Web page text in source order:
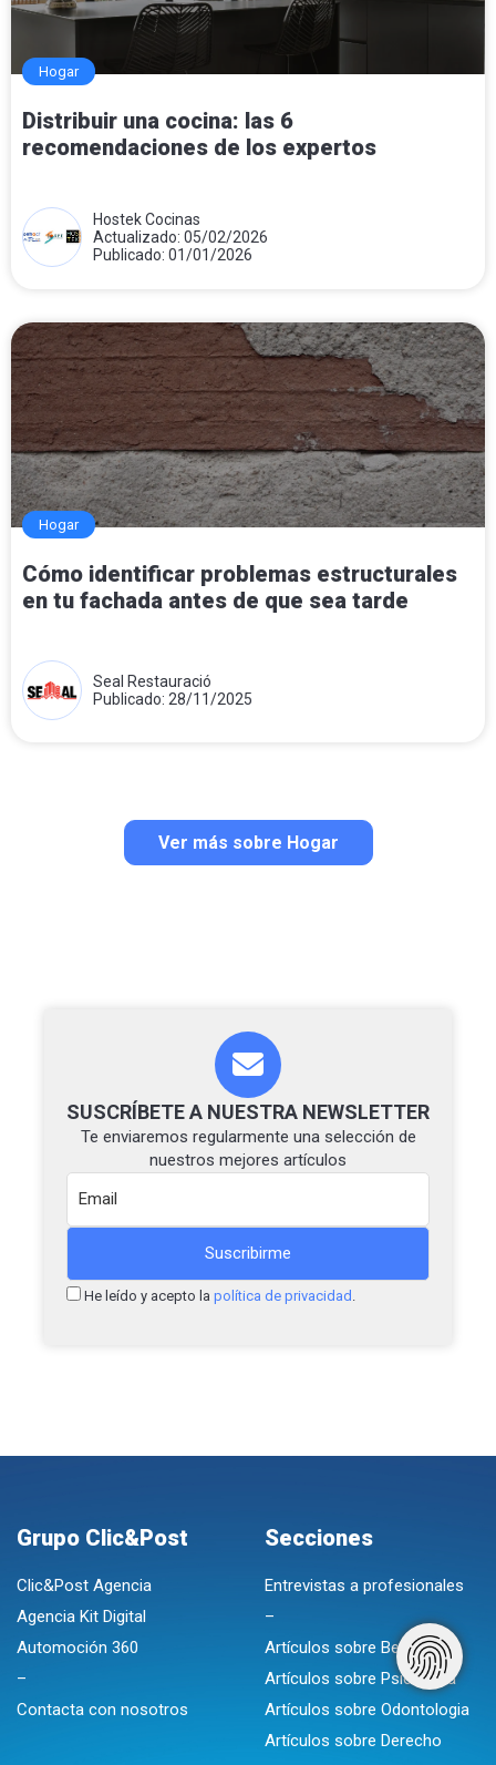
Hogar
Distribuir una cocina: las 6
recomendaciones de los expertos
Hostek Cocinas
Actualizado: 05/02/2026
Publicado: 01/01/2026
Hogar
Cómo identificar problemas estructurales
en tu fachada antes de que sea tarde
Seal Restauració
Publicado: 28/11/2025
Ver más sobre Hogar
SUSCRÍBETE A NUESTRA NEWSLETTER
Te enviaremos regularmente una selección de
nuestros mejores artículos
He leído y acepto la política de privacidad .
Grupo Clic&Post
Clic&Post Agencia
Agencia Kit Digital
Automoción 360
–
Contacta con nosotros
Secciones
Entrevistas a profesionales
–
Artículos sobre Belleza
Artículos sobre Psicologia
Artículos sobre Odontologia
Artículos sobre Derecho